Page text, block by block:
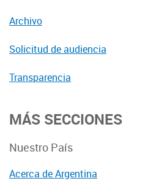
Archivo
Solicitud de audiencia
Transparencia
MÁS SECCIONES
Nuestro País
Acerca de Argentina